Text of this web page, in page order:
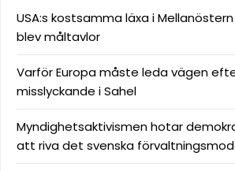
USA:s kostsamma läxa i
blev måltavlor
Varför Europa måste leda vägen
misslyckande i Sahel
Myndighetsaktivismen hotar
att riva det svenska